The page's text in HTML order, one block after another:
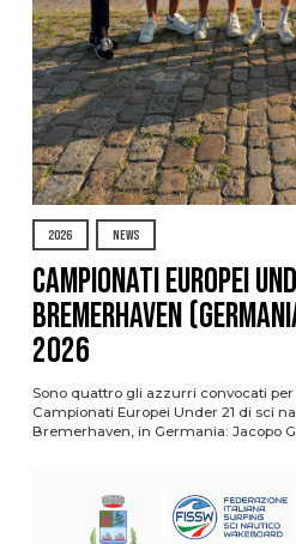
2026 NEWS
Campionati Europei
Bremerhaven
2026
Sono quattro gli azzurri convocati per
Campionati Europei Under 21 di sci
Bremerhaven, in Germania: Jacopo